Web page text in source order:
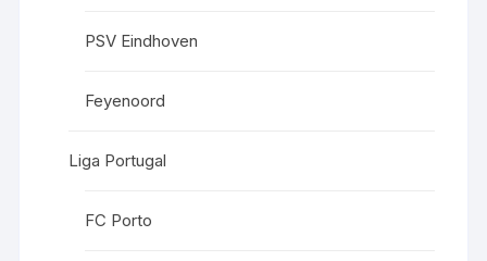
PSV Eindhoven
Feyenoord
Liga Portugal
FC Porto